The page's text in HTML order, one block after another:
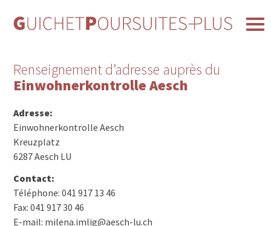
Renseignement d’adresse auprès du
Einwohnerkontrolle Aesch
Adresse:
Einwohnerkontrolle Aesch
Kreuzplatz
6287 Aesch LU
Contact:
Téléphone: 041 917 13 46
Fax: 041 917 30 46
E-mail: milena.imlig@aesch-lu.ch